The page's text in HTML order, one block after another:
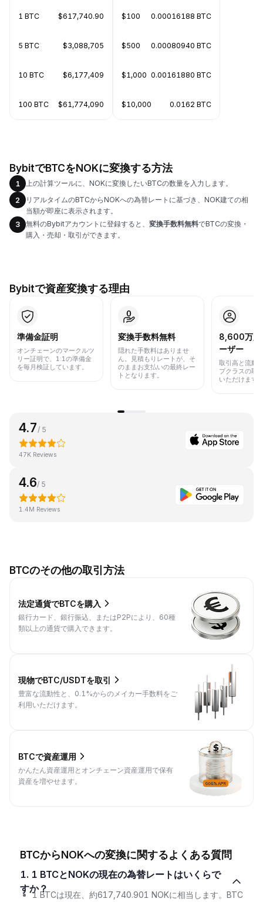
1 BTC $617,740.90
5 BTC $3,088,705
10 BTC $6,177,409
100 BTC $61,774,090
$100 0.00016188 BTC
$500 0.00080940 BTC
$1,000 0.00161880 BTC
$10,000 0.0162 BTC
BybitでBTCをNOKに変換する方法
1
上の計算ツールに、NOKに変換したいBTCの数量を入力します。
2
リアルタイムのBTCからNOKへの為替レートに基づき、NOK建ての相
当額が即座に表示されます。
3
無料のBybitアカウントに登録すると、 変換手数料無料でBTCの変換・
購入・売却・取引ができます。
Bybitで資産変換する理由
準備金証明
オンチェーンのマークルツ
リー証明で、1:1の準備金
を毎月検証しています。
変換手数料無料
隠れた手数料はありませ
ん。見積もりレートが、そ
のままお支払いの最終レー
トとなります。
8,600万人
ーザー
取引高と流動
プクラスの取
いただけます
4.7/ 5
47K Reviews
4.6/ 5
1.4M Reviews
BTCのその他の取引方法
法定通貨でBTCを購入
銀行カード、銀行振込、またはP2Pにより、60種
類以上の通貨で購入できます。
現物でBTC/USDTを取引
豊富な流動性と、0.1%からのメイカー手数料をご
利用いただけます。
BTCで資産運用
かんたん資産運用とオンチェーン資産運用で保有
資産を増やせます。
BTCからNOKへの変換に関するよくある質問
1. 1 BTCとNOKの現在の為替レートはいくらで
すか？
1 BTCは現在、約617,740.901 NOKに相当します。BTC